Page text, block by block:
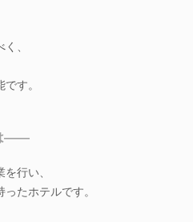
、
す。
――
行い、
たホテルです。